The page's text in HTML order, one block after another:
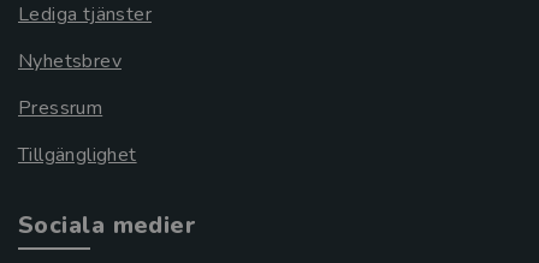
Lediga tjänster
Nyhetsbrev
Pressrum
Tillgänglighet
Sociala medier